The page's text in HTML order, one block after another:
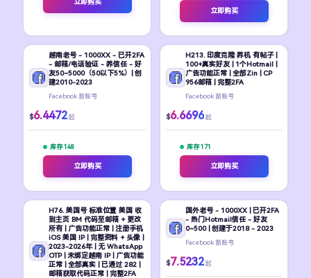
立即购买
越南老号 - 1000XX - 已开2FA
- 邮箱/电话验证 - 养信任 - 好
友50~5000（50以下5%）| 创
建2010-2023
Facebook 新账号
$6.4472 起
库存 148
立即购买
H213. 印度克隆 养机 有帖子 |
100+真实好友 | 1个Hotmail |
广告功能正常 | 全部Zin | CP
956邮箱 | 完整2FA
Facebook 新账号
$6.6696 起
库存 171
立即购买
H76. 美国号 标准位置 美国 收
到主页 BM 代码至邮箱 + 更改
所有 | 广告功能正常 | 注册手机
iOS 美国 IP | 完整资料 + 头像 |
2023-2026年 | 无 WhatsApp
OTP | 未绑定越南 IP | 广告功能
正常 | 全部真实 | 已通过 282 |
邮箱获取代码正常 | 完整2FA
国外老号 - 1000XX | 已开2FA
- 热门Hotmail信任 - 好友
0~500 | 创建于2018 - 2023
Facebook 新账号
$7.5232 起